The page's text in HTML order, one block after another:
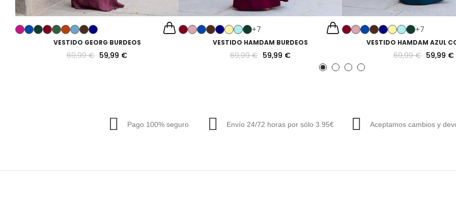
VESTIDO GEORG BURDEOS
69,99 € 59,99 €
+7
VESTIDO HAMDAM BURDEOS
69,99 € 59,99 €
+7
VESTIDO HAMDAM AZUL
69,99 € 59,99 €
Pago 100% seguro Envío 24/72 horas por sólo 3.95€ Aceptamos cambios y